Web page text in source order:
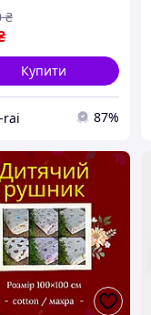
₴
Купити
rai 87%